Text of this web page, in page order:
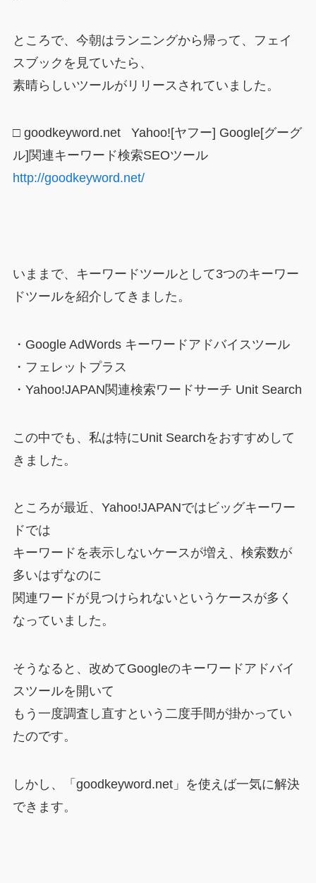
ところで、今朝はランニングから帰って、フェイ
スブックを見ていたら、
素晴らしいツールがリリースされていました。
□ goodkeyword.net Yahoo![ヤフー] Google[グーグ
ル]関連キーワード検索SEOツール
http://goodkeyword.net/
いままで、キーワードツールとして3つのキーワー
ドツールを紹介してきました。
・Google AdWords キーワードアドバイスツール
・フェレットプラス
・Yahoo!JAPAN関連検索ワードサーチ Unit Search
この中でも、私は特にUnit Searchをおすすめして
きました。
ところが最近、Yahoo!JAPANではビッグキーワー
ドでは
キーワードを表示しないケースが増え、検索数が
多いはずなのに
関連ワードが見つけられないというケースが多く
なっていました。
そうなると、改めてGoogleのキーワードアドバイ
スツールを開いて
もう一度調査し直すという二度手間が掛かってい
たのです。
しかし、「goodkeyword.net」を使えば一気に解決
できます。